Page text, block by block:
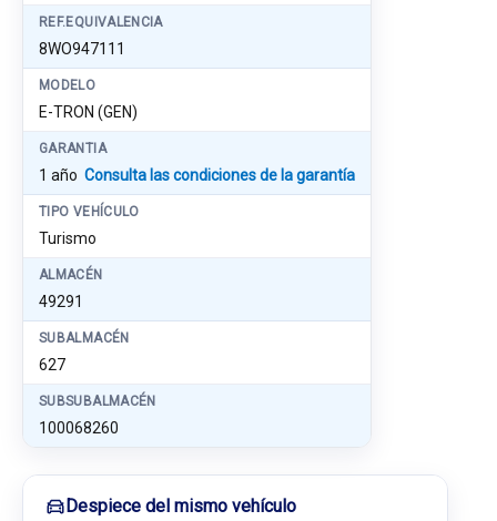
REF.EQUIVALENCIA
8WO947111
MODELO
E-TRON (GEN)
GARANTIA
1 año Consulta las condiciones de la garantía
TIPO VEHÍCULO
Turismo
ALMACÉN
49291
SUBALMACÉN
627
SUBSUBALMACÉN
100068260
Despiece del mismo vehículo